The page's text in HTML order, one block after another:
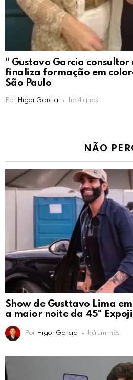
“ Gustavo Garcia
finaliza formação em
São Paulo
Por Higor Garcia há 4 anos
NÃO
Show de Gusttavo Lima
a maior noite da 45ª
Por Higor Garcia há um mês